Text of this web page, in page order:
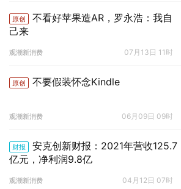
原创
不看好苹果造AR，罗永浩：我自
己来
观潮新消费 07月13日 11时
原创 不要假装怀念Kindle
观潮新消费 06月09日 09时
财报
安克创新财报：2021年营收125.7
亿元，净利润9.8亿
观潮新消费 04月12日 07时